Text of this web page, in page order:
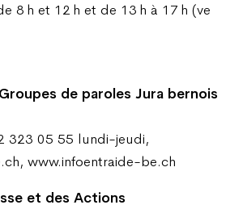
8 h et 12 h et de 13 h à 17 h (ve
de paroles Jura bernois
323 05 55 lundi-jeudi,
www.infoentraide-be.ch
et des Actions